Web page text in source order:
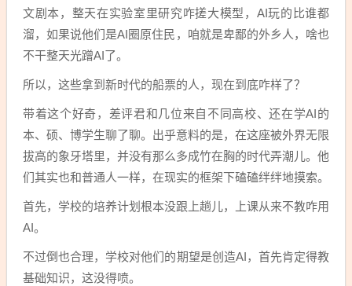
文剧本，整天在实验室里研究咋搓大模型，AI玩的比谁都
溜，如果说他们是AI圈原住民，咱就是卑鄙的外乡人，啥也
不干整天光蹭AI了。
所以，这些拿到新时代的船票的人，现在到底咋样了？
带着这个好奇，差评君和几位来自不同高校、还在学AI的
本、硕、博学生聊了聊。出乎意料的是，在这座被外界无限
拔高的象牙塔里，并没有那么多成竹在胸的时代弄潮儿。他
们其实也和普通人一样，在现实的框架下磕磕绊绊地摸索。
首先，学校的培养计划根本没跟上趟儿，上课从来不教咋用
AI。
不过倒也合理，学校对他们的期望是创造AI，首先肯定得教
基础知识，这没得喷。